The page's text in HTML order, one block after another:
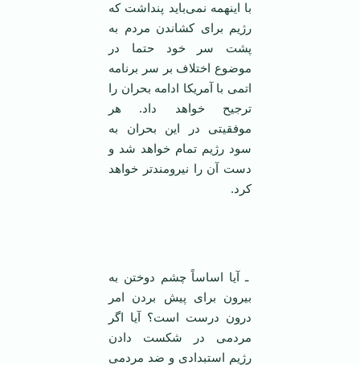
با اینهمه نمی‌باید پنداشت که
رژیم برای کشاندن مردم به
پشت سر خود حتما در
موضوع اختلاف بر سر برنامه
اتمی ‌با آمریکا ادامه بحران را
ترجیح خواهد داد. هر
موفقیتی در این بحران به
سود رژیم تمام خواهد شد و
دست آن را نیرومند‌تر خواهد
کرد.
ـ آیا اساساً چشم دوختن به
بیرون برای پیش ‌بردن امر
درون درست است؟ آیا اگر
مردمی ‌در شکست دادن
رژیم استبدادی و ضد مردمی